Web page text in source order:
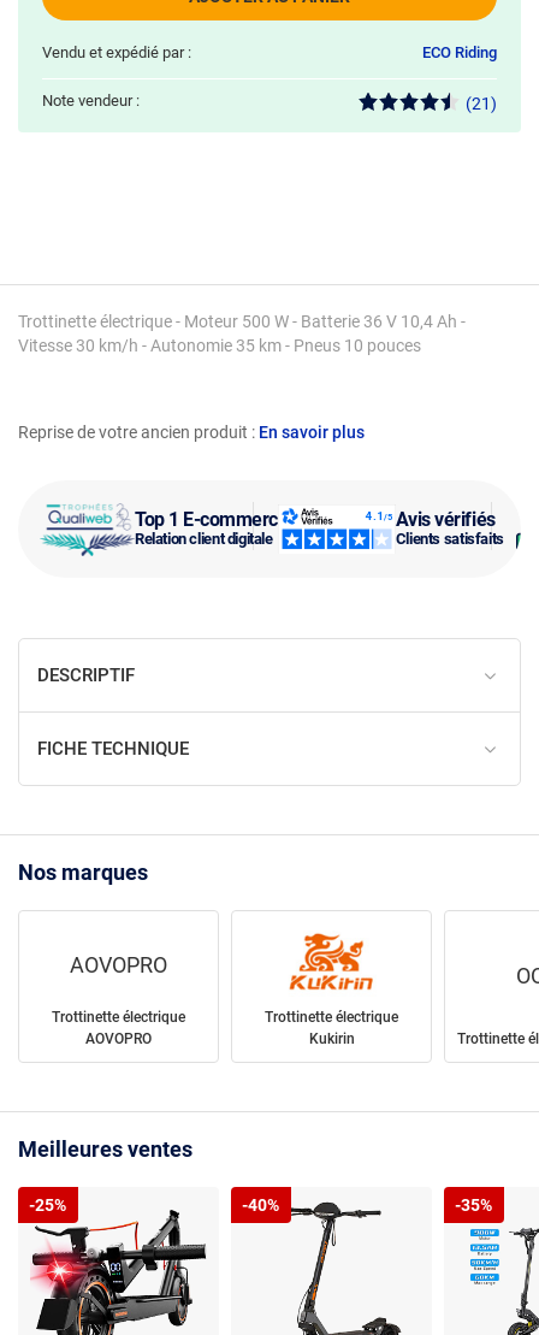
Top 1 E-commerce
Relation client digitale
Avis vérifiés
Clients satisfaits
Reprise de votre ancien produit : En savoir plus
Trottinette électrique - Moteur 500 W - Batterie 36 V 10,4 Ah -
Vitesse 30 km/h - Autonomie 35 km - Pneus 10 pouces
Vendu et expédié par : ECO Riding
Note vendeur : (21)
DESCRIPTIF
FICHE TECHNIQUE
Nos marques
AOVOPRO
Trottinette électrique
AOVOPRO
Trottinette électrique
Kukirin
Trottinette
Meilleures ventes
-25% -40% -35%